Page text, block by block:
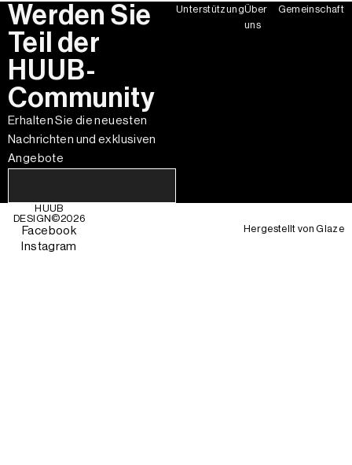
Werden Sie
Teil der
HUUB-
Community
Erhalten Sie die neuesten
Nachrichten und exklusiven
Angebote
UnterstützungÜber
uns
Gemeinschaft
HUUB
DESIGN©2026
Facebook
Instagram
Hergestellt vonGlaze